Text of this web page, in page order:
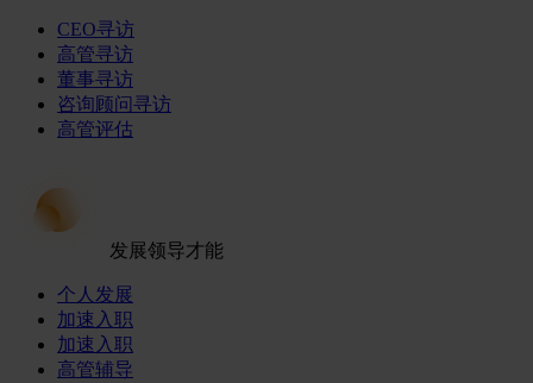
CEO寻访
高管寻访
董事寻访
咨询顾问寻访
高管评估
发展领导才能
个人发展
加速入职
加速入职
高管辅导